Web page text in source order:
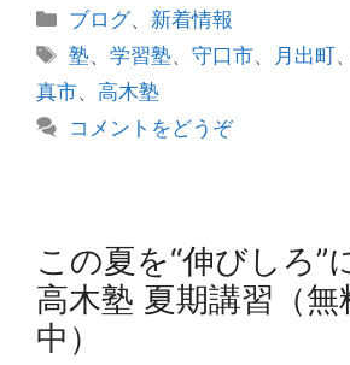
カ
テ
リ
ー
ブログ、 新着情報
タ
グ
塾、学習塾、守口市、 月出町
真市、 高木塾
コメントをどうぞ
この夏を“伸びしろ”
高木塾 夏期講習（無
中）